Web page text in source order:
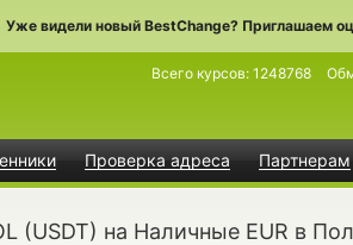
Уже видели новый BestChange? Приглашаем
Проверка адреса Партнерам
Всего курсов: 1248768
(USDT) на Наличные EUR в